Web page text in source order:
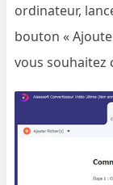
ordinateur,
bouton «
vous souhaitez